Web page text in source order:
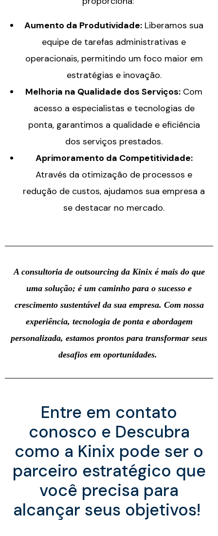
Aumento da Produtividade: Liberamos sua
equipe de tarefas administrativas e
operacionais, permitindo um foco maior em
estratégias e inovação.
Melhoria na Qualidade dos Serviços: Com
acesso a especialistas e tecnologias de
ponta, garantimos a qualidade e eficiência
dos serviços prestados.
Aprimoramento da Competitividade:
Através da otimização de processos e
redução de custos, ajudamos sua empresa a
se destacar no mercado.
A consultoria de outsourcing da Kinixé mais do que
uma solução; é um caminho para o sucesso e
crescimento sustentável da sua empresa. Com nossa
experiência, tecnologia de ponta e abordagem
personalizada, estamos prontos para transformar seus
desafios em oportunidades.
Entre em contato
conosco e Descubra
como a Kinix pode ser o
parceiro estratégico que
você precisa para
alcançar seus objetivos!